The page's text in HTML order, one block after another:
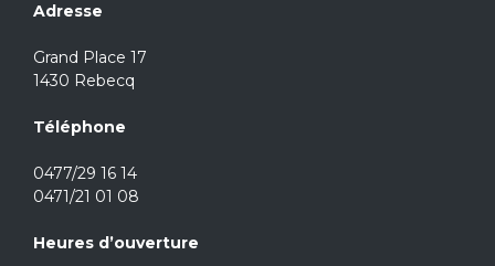
Adresse
Grand Place 17
1430 Rebecq
Téléphone
0477/29 16 14
0471/21 01 08
Heures d’ouverture